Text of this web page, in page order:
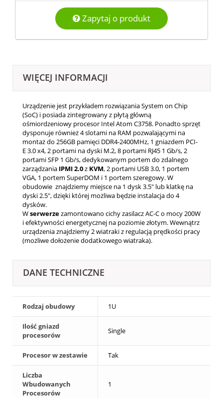
Zapytaj o produkt
WIĘCEJ INFORMACJI
Urządzenie jest przykładem rozwiązania System on Chip
(SoC) i posiada zintegrowany z płytą główną
ośmiordzeniowy procesor Intel Atom C3758. Ponadto sprzęt
dysponuje również 4 slotami na RAM pozwalającymi na
montaż do 256GB pamięci DDR4-2400MHz, 1 gniazdem PCI-
E 3.0 x4, 2 portami na dyski M.2, 8 portami RJ45 1 Gb/s, 2
portami SFP 1 Gb/s, dedykowanym portem do zdalnego
zarządzania IPMI2.0z KVM, 2 portami USB 3.0, 1 portem
VGA, 1 portem SuperDOM i 1 portem szeregowy. W
obudowie znajdziemy miejsce na 1 dysk 3.5" lub klatkę na
dyski 2.5", dzięki której możliwa będzie instalacja do 4
dysków.
Wserwerzezamontowano cichy zasilacz AC-C o mocy 200W
i efektywności energetycznej na poziomie złotym. Wewnątrz
urządzenia znajdziemy 2 wiatraki z regulacją prędkości pracy
(możliwe dołożenie dodatkowego wiatraka).
DANE TECHNICZNE
Rodzaj obudowy 1U
Ilość gniazd
procesorów
Single
Procesor w zestawie Tak
Liczba
Wbudowanych
Procesorów
1